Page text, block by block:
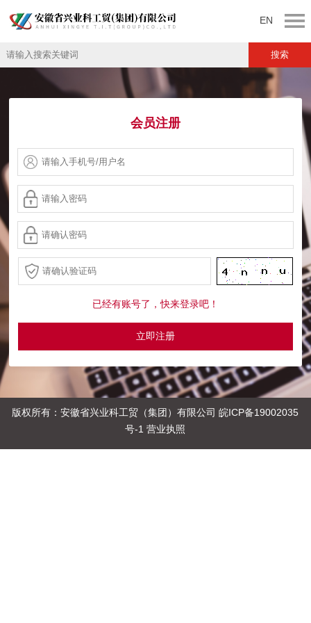
EN
会员注册
已经有账号了，快来登录吧！
版权所有：安徽省兴业科工贸（集团）有限公司皖ICP备19002035
号-1 营业执照